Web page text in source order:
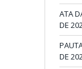
ATA
DE
DE